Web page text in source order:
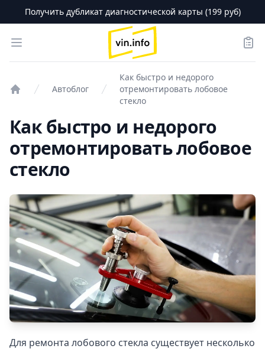
Получить дубликат диагностической карты (199 руб)
Open menu
logo
Автоблог
Как быстро и недорого
отремонтировать лобовое
стекло
Как быстро и недорого
отремонтировать лобовое
стекло
Для ремонта лобового стекла существует несколько